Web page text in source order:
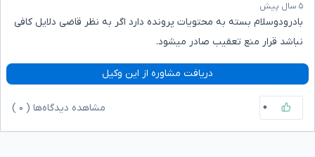
۵ سال پیش
بادرودوسلام بسته به محتویات پرونده دارد اگر به نظر قاضی دلایل کافی
نباشد قرار منع تعقیب صادر میشود.
دریافت مشاوره از این وکیل
۰ مشاهده دیدگاه‌ها ( ۰